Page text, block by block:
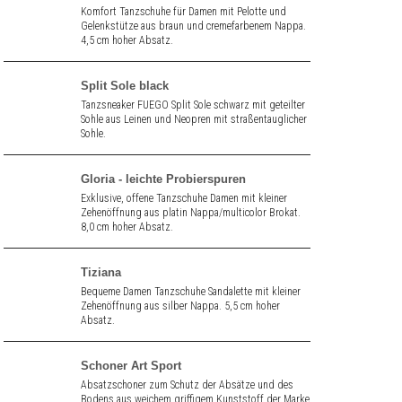
Komfort Tanzschuhe für Damen mit Pelotte und
Gelenkstütze aus braun und cremefarbenem Nappa.
4,5 cm hoher Absatz.
Split Sole black
Tanzsneaker FUEGO Split Sole schwarz mit geteilter
Sohle aus Leinen und Neopren mit straßentauglicher
Sohle.
Gloria - leichte Probierspuren
Exklusive, offene Tanzschuhe Damen mit kleiner
Zehenöffnung aus platin Nappa/multicolor Brokat.
8,0 cm hoher Absatz.
Tiziana
Bequeme Damen Tanzschuhe Sandalette mit kleiner
Zehenöffnung aus silber Nappa. 5,5 cm hoher
Absatz.
Schoner Art Sport
Absatzschoner zum Schutz der Absätze und des
Bodens aus weichem griffigem Kunststoff der Marke